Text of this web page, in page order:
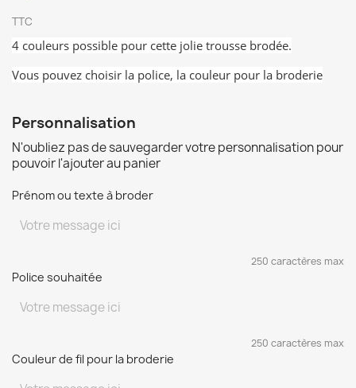
TTC
4 couleurs possible pour cette jolie trousse brodée.
Vous pouvez choisir la police, la couleur pour la broderie
Personnalisation
N'oubliez pas de sauvegarder votre personnalisation pour
pouvoir l'ajouter au panier
Prénom ou texte à broder
250 caractères max
Police souhaitée
250 caractères max
Couleur de fil pour la broderie